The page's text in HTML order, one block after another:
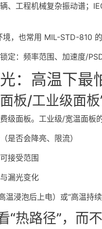
、工程机械复杂振动谱；
，也常用 MIL-STD-810
定：频率范围、加速度/
：高温下最
板/工业级面
级面板。工业级/宽温面板
是否会降亮、限流）
接受范围
漏光变化
温浸泡后上电）或“高温持
“热路径”，而